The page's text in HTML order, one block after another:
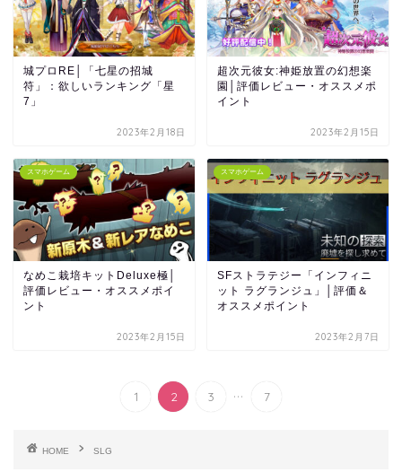
城プロRE│「七星の招城
符」：欲しいランキング「星
7」
2023年2月18日
超次元彼女:神姫放置の幻想楽
園│評価レビュー・オススメポ
イント
2023年2月15日
スマホゲーム
なめこ栽培キットDeluxe極│
評価レビュー・オススメポイ
ント
2023年2月15日
スマホゲーム
SFストラテジー「インフィニ
ット ラグランジュ」│評価＆
オススメポイント
2023年2月7日
1 2 3 ... 7
HOME SLG